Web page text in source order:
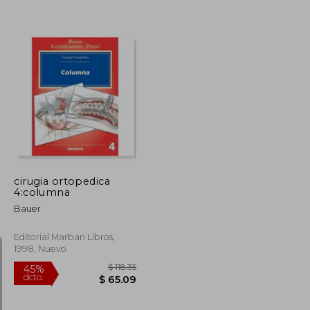
$ 107.64
$ 59.20
45%
dcto.
cirugia ortopedica
4:columna
Bauer
Editorial Marban Libros,
1998, Nuevo